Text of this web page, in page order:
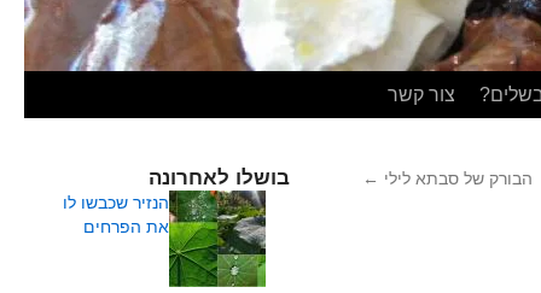
צור קשר
הבורק של סבתא לילי ← בושלו לאחרונה
הנזיר שכבשו לו
את הפרחים